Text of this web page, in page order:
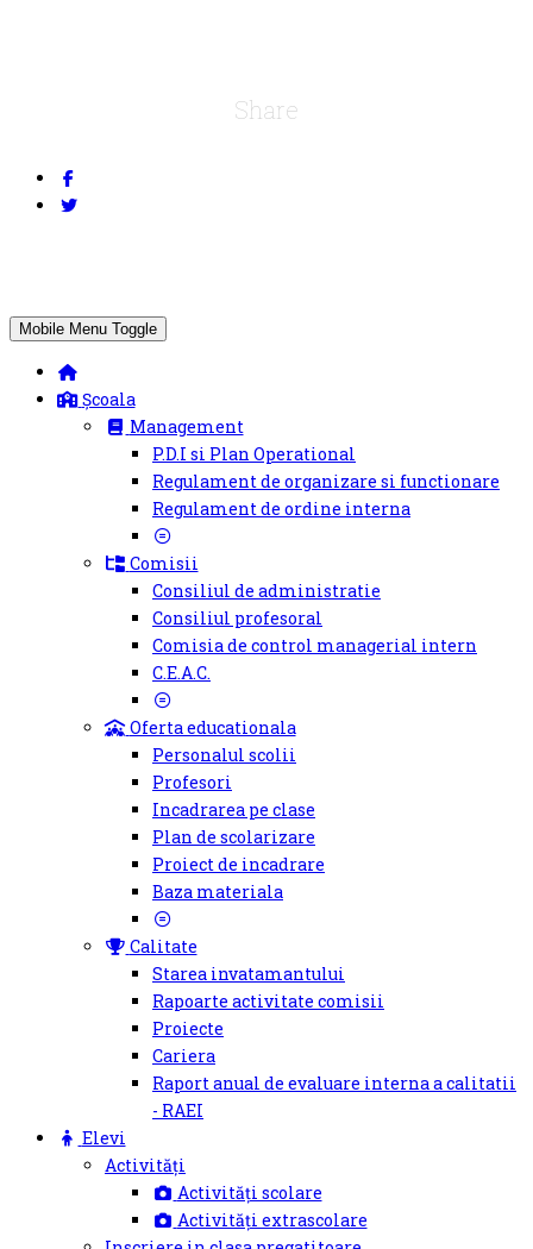
Share
Mobile Menu Toggle
Școala
Management
P.D.I si Plan Operational
Regulament de organizare si functionare
Regulament de ordine interna
Comisii
Consiliul de administratie
Consiliul profesoral
Comisia de control managerial intern
C.E.A.C.
Oferta educationala
Personalul scolii
Profesori
Incadrarea pe clase
Plan de scolarizare
Proiect de incadrare
Baza materiala
Calitate
Starea invatamantului
Rapoarte activitate comisii
Proiecte
Cariera
Raport anual de evaluare interna a calitatii
- RAEI
Elevi
Activități
Activități scolare
Activități extrascolare